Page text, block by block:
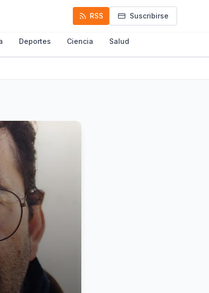
RSS Suscribirse
Deportes Ciencia Salud